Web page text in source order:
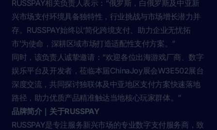
RUSSPAY相关负责人表示：“俄罗斯，白俄罗斯及中亚新
兴市场支付环境具备独特性，行业挑战与市场增长潜力并
存。RUSSPAY始终以‘简化跨境支付、助力企业无忧拓
市’为使命，深耕区域市场打造适配性支付方案。”
同时，该负责人诚挚邀请：“欢迎各位出海游戏厂商、数字
娱乐平台及开发者，莅临本届ChinaJoy展会W3E502展台
深度交流，共同探讨独联体及中亚地区支付方案快速落地
路径，助力优质产品精准触达当地核心玩家群体。”
品牌简介｜关于RUSSPAY
RUSSPAY是专注服务新兴市场的专业数字支付服务商，致